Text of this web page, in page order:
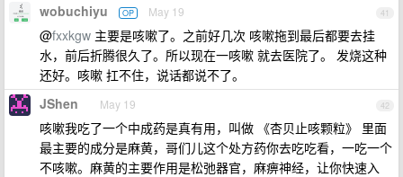
41
wobuchiyu OP May 19
@fxxkgw 主要是咳嗽了。之前好几次 咳嗽拖到最后都要去挂
水，前后折腾很久了。所以现在一咳嗽 就去医院了。 发烧这种
还好。咳嗽 扛不住，说话都说不了。
42
JShen May 19
咳嗽我吃了一个中成药是真有用，叫做 《杏贝止咳颗粒》 里面
最主要的成分是麻黄，哥们儿这个处方药你去吃吃看，一吃一个
不咳嗽。麻黄的主要作用是松弛器官，麻痹神经，让你快速入